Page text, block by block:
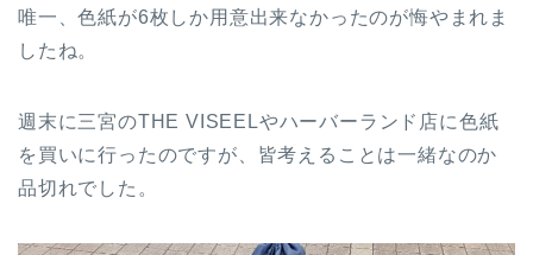
唯一、色紙が6枚しか用意出来なかったのが悔やまれま
したね。
週末に三宮のTHE VISEELやハーバーランド店に色紙
を買いに行ったのですが、皆考えることは一緒なのか
品切れでした。